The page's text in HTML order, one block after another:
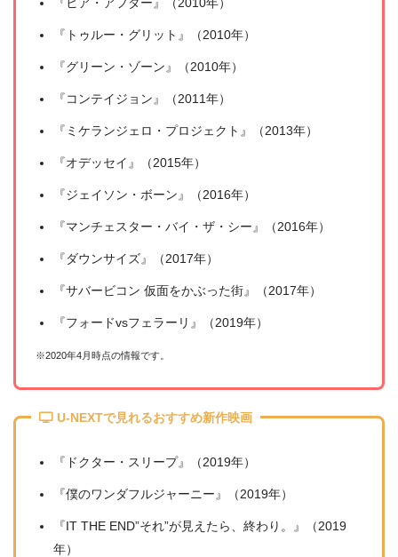
『トゥルー・グリット』（2010年）
『グリーン・ゾーン』（2010年）
『コンテイジョン』（2011年）
『ミケランジェロ・プロジェクト』（2013年）
『オデッセイ』（2015年）
『ジェイソン・ボーン』（2016年）
『マンチェスター・バイ・ザ・シー』（2016年）
『ダウンサイズ』（2017年）
『サバービコン 仮面をかぶった街』（2017年）
『フォードvsフェラーリ』（2019年）
※2020年4月時点の情報です。
U-NEXTで見れるおすすめ新作映画
『ドクター・スリープ』（2019年）
『僕のワンダフルジャーニー』（2019年）
『IT THE END”それ”が見えたら、終わり。』（2019
年）